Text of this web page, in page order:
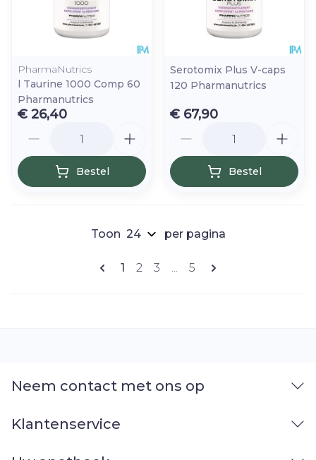
PharmaNutrics
l Taurine 1000 Comp 60
Pharmanutrics
€ 26,40
Bestel
Serotomix Plus V-caps
120 Pharmanutrics
€ 67,90
Bestel
Pagina's
U lees momenteel pagina
1 Pagina
2 Pagina
3 ... Pagina
5
Toon per pagina
Neem contact met ons op
Klantenservice